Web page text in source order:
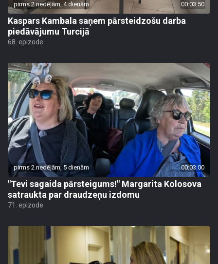
pirms 2 nedēļām, 4 dienām 00:03:50
Kaspars Kambala saņem pārsteidzošu darba
piedāvājumu Turcijā
68. epizode
pirms 2 nedēļām, 5 dienām 00:03:00
"Tevi sagaida pārsteigums!" Margarita Kolosova
satraukta par draudzeņu izdomu
71. epizode